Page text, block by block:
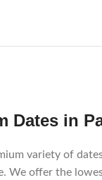
Dates in
We offer the